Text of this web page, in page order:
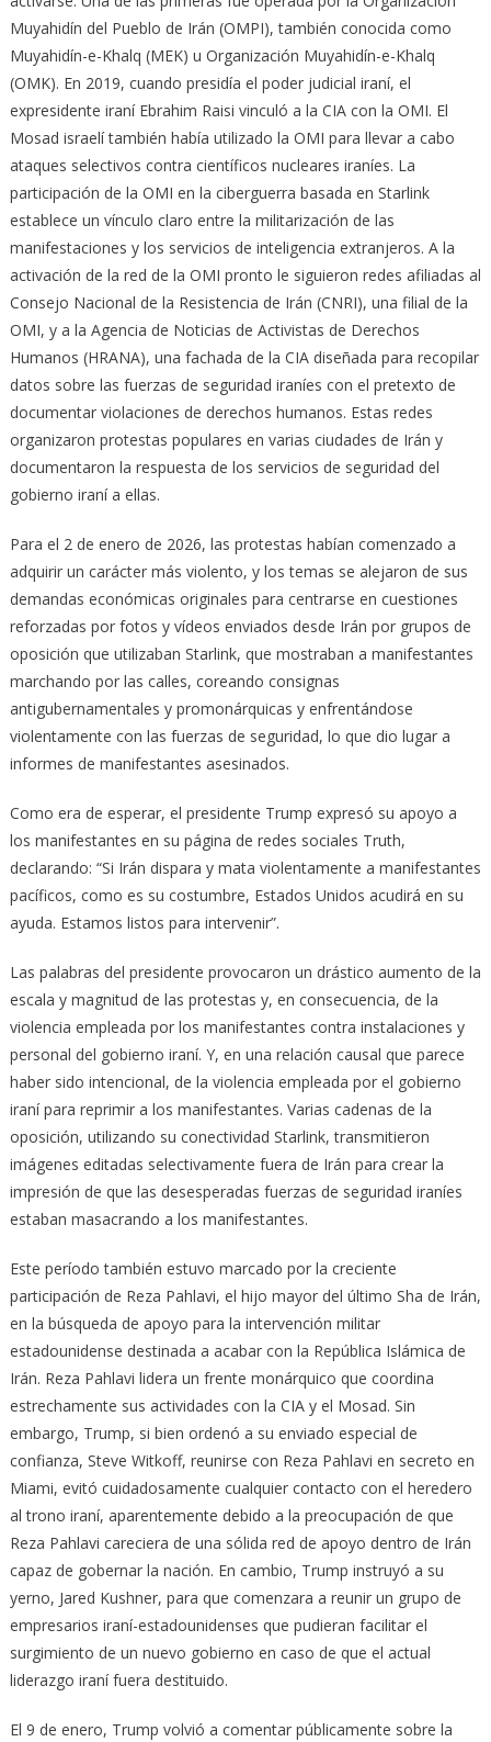
Muyahidín del Pueblo de Irán (OMPI), también conocida como
Muyahidín-e-Khalq (MEK) u Organización Muyahidín-e-Khalq
(OMK). En 2019, cuando presidía el poder judicial iraní, el
expresidente iraní Ebrahim Raisi vinculó a la CIA con la OMI. El
Mosad israelí también había utilizado la OMI para llevar a cabo
ataques selectivos contra científicos nucleares iraníes. La
participación de la OMI en la ciberguerra basada en Starlink
establece un vínculo claro entre la militarización de las
manifestaciones y los servicios de inteligencia extranjeros. A la
activación de la red de la OMI pronto le siguieron redes afiliadas al
Consejo Nacional de la Resistencia de Irán (CNRI), una filial de la
OMI, y a la Agencia de Noticias de Activistas de Derechos
Humanos (HRANA), una fachada de la CIA diseñada para recopilar
datos sobre las fuerzas de seguridad iraníes con el pretexto de
documentar violaciones de derechos humanos. Estas redes
organizaron protestas populares en varias ciudades de Irán y
documentaron la respuesta de los servicios de seguridad del
gobierno iraní a ellas.
Para el 2 de enero de 2026, las protestas habían comenzado a
adquirir un carácter más violento, y los temas se alejaron de sus
demandas económicas originales para centrarse en cuestiones
reforzadas por fotos y vídeos enviados desde Irán por grupos de
oposición que utilizaban Starlink, que mostraban a manifestantes
marchando por las calles, coreando consignas
antigubernamentales y promonárquicas y enfrentándose
violentamente con las fuerzas de seguridad, lo que dio lugar a
informes de manifestantes asesinados.
Como era de esperar, el presidente Trump expresó su apoyo a
los manifestantes en su página de redes sociales Truth,
declarando: “Si Irán dispara y mata violentamente a manifestantes
pacíficos, como es su costumbre, Estados Unidos acudirá en su
ayuda. Estamos listos para intervenir”.
Las palabras del presidente provocaron un drástico aumento de la
escala y magnitud de las protestas y, en consecuencia, de la
violencia empleada por los manifestantes contra instalaciones y
personal del gobierno iraní. Y, en una relación causal que parece
haber sido intencional, de la violencia empleada por el gobierno
iraní para reprimir a los manifestantes. Varias cadenas de la
oposición, utilizando su conectividad Starlink, transmitieron
imágenes editadas selectivamente fuera de Irán para crear la
impresión de que las desesperadas fuerzas de seguridad iraníes
estaban masacrando a los manifestantes.
Este período también estuvo marcado por la creciente
participación de Reza Pahlavi, el hijo mayor del último Sha de Irán,
en la búsqueda de apoyo para la intervención militar
estadounidense destinada a acabar con la República Islámica de
Irán. Reza Pahlavi lidera un frente monárquico que coordina
estrechamente sus actividades con la CIA y el Mosad. Sin
embargo, Trump, si bien ordenó a su enviado especial de
confianza, Steve Witkoff, reunirse con Reza Pahlavi en secreto en
Miami, evitó cuidadosamente cualquier contacto con el heredero
al trono iraní, aparentemente debido a la preocupación de que
Reza Pahlavi careciera de una sólida red de apoyo dentro de Irán
capaz de gobernar la nación. En cambio, Trump instruyó a su
yerno, Jared Kushner, para que comenzara a reunir un grupo de
empresarios iraní-estadounidenses que pudieran facilitar el
surgimiento de un nuevo gobierno en caso de que el actual
liderazgo iraní fuera destituido.
El 9 de enero, Trump volvió a comentar públicamente sobre la